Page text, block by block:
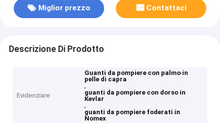
Miglior prezzo Contattaci
Descrizione Di Prodotto
Evidenziare
Guanti da pompiere con palmo in
pelle di capra
,
guanti da pompiere con dorso in
Kevlar
,
guanti da pompiere foderati in
Nomex